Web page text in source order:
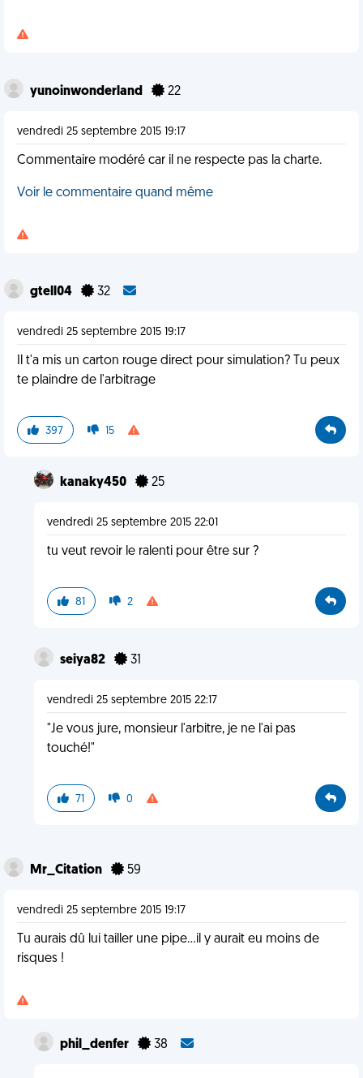
yunoinwonderland 22
vendredi 25 septembre 2015 19:17
Commentaire modéré car il ne respecte pas la charte.
Voir le commentaire quand même
gtell04 32
vendredi 25 septembre 2015 19:17
Il t'a mis un carton rouge direct pour simulation? Tu peux
te plaindre de l'arbitrage
397 15
kanaky450 25
vendredi 25 septembre 2015 22:01
tu veut revoir le ralenti pour être sur ?
81 2
seiya82 31
vendredi 25 septembre 2015 22:17
"Je vous jure, monsieur l'arbitre, je ne l'ai pas
touché!"
71 0
Mr_Citation 59
vendredi 25 septembre 2015 19:17
Tu aurais dû lui tailler une pipe...il y aurait eu moins de
risques !
phil_denfer 38